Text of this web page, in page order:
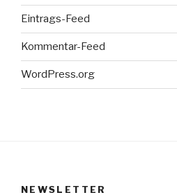
Eintrags-Feed
Kommentar-Feed
WordPress.org
NEWSLETTER